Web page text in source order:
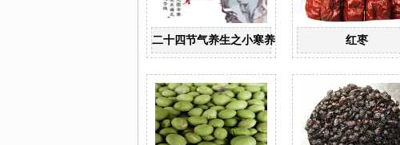
二十四节气养生之小寒养生 红枣